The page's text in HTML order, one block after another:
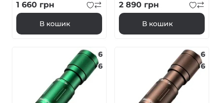
1 660 грн
В кошик
2 890 грн
В кошик
6
6
6
6